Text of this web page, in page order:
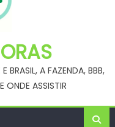
BRASIL, A FAZENDA, BBB,
ONDE ASSISTIR